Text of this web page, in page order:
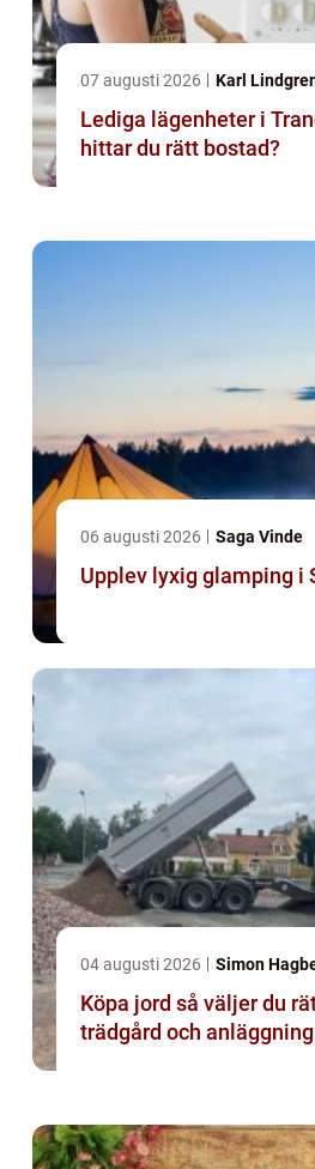
07 augusti 2026 Karl
Lediga lägenheter i
hittar du rätt bostad?
06 augusti 2026 Saga Vinde
Upplev lyxig glamping i
04 augusti 2026 Simon
Köpa jord så väljer du rätt matjord till
trädgård och anläggning